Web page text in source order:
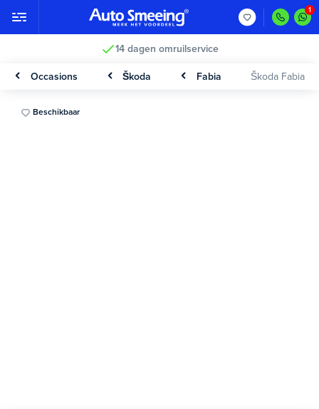
14 dagen omruilservice
Occasions Škoda Fabia Škoda Fabia
Beschikbaar